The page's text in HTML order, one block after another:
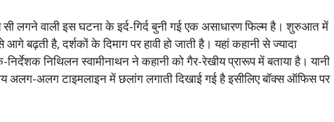
सी लगने वाली इस घटना के इर्द-गिर्द बुनी गई एक असाधारण फिल्म है। शुरुआत में
बढ़ती है, दर्शकों के दिमाग पर हावी हो जाती है। यहां कहानी से ज्यादा
निथिलन स्वामीनाथन ने कहानी को गैर-रेखीय प्रारूप में बताया है। यानी
अलग-अलग टाइमलाइन में छलांग लगाती दिखाई गई है इसीलिए बॉक्स ऑफिस पर